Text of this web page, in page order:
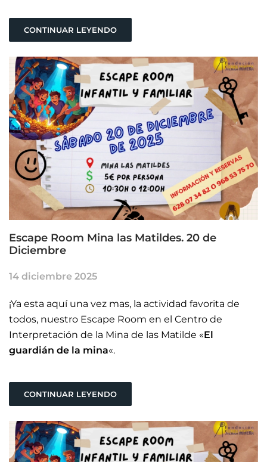
CONTINUAR LEYENDO
Escape Room Mina las Matildes. 20 de
Diciembre
14 diciembre 2025
¡Ya esta aquí una vez mas, la actividad favorita de
todos, nuestro Escape Room en el Centro de
Interpretación de la Mina de las Matilde «El
guardián de la mina«.
CONTINUAR LEYENDO